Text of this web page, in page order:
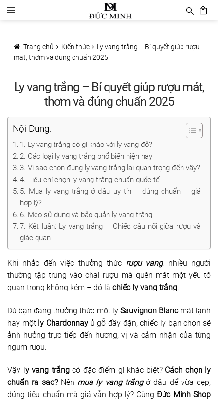
đến
hướng
Chuyển
đến
a
h
m
Sản phẩm
Ly rượu vang
Decanter
Khui mở vang
Mở tự động
Mở hơi khí nén
Bảo quản rượu vang
Dụng cụ rót rượu vang
Xô ướp đá rượu vang
Khác
Rượu Vang Nhập Khẩu
Giới thiệu
Kiến thức
Trang chủ Kiến thức
Ly vang trắng – Bí quyết giúp rượu
mát, thơm và đúng chuẩn 2025
Ly vang trắng – Bí quyết giúp rượu mát,
thơm và đúng chuẩn 2025
Nội Dung:
1. Ly vang trắng có gì khác với ly vang đỏ?
2. Các loại ly vang trắng phổ biến hiện nay
3. Vì sao chọn đúng ly vang trắng lại quan trọng đến vậy?
4. Tiêu chí chọn ly vang trắng chuẩn quốc tế
5. Mua ly vang trắng ở đâu uy tín – đúng chuẩn – giá
hợp lý?
6. Mẹo sử dụng và bảo quản ly vang trắng
7. Kết luận: Ly vang trắng – Chiếc cầu nối giữa rượu và
giác quan
Khi nhắc đến việc thưởng thức rượu vang, nhiều người
thường tập trung vào chai rượu mà quên mất một yếu tố
quan trọng không kém – đó là chiếc ly vang trắng.
Dù bạn đang thưởng thức một ly Sauvignon Blancmát lạnh
hay một ly Chardonnay ủ gỗ đầy đặn, chiếc ly bạn chọn sẽ
ảnh hưởng trực tiếp đến hương, vị và cảm nhận của từng
ngụm rượu.
Vậy l y vang trắngcó đặc điểm gì khác biệt? Cách chọn ly
chuẩn ra sao?Nên mua ly vang trắngở đâu để vừa đẹp,
đúng tiêu chuẩn mà giá vẫn hợp lý? CùngĐức Minh Shop